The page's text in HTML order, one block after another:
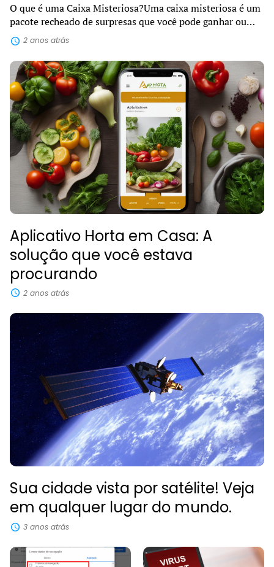
O que é uma Caixa Misteriosa?Uma caixa misteriosa é um
pacote recheado de surpresas que você pode ganhar ou
comprar e receber diretamente na sua casa. Dentro dela,
podem estar escondidos diver...
2 anos atrás
Aplicativo Horta em Casa: A
solução que você estava
procurando
2 anos atrás
Sua cidade vista por satélite! Veja
em qualquer lugar do mundo.
3 anos atrás